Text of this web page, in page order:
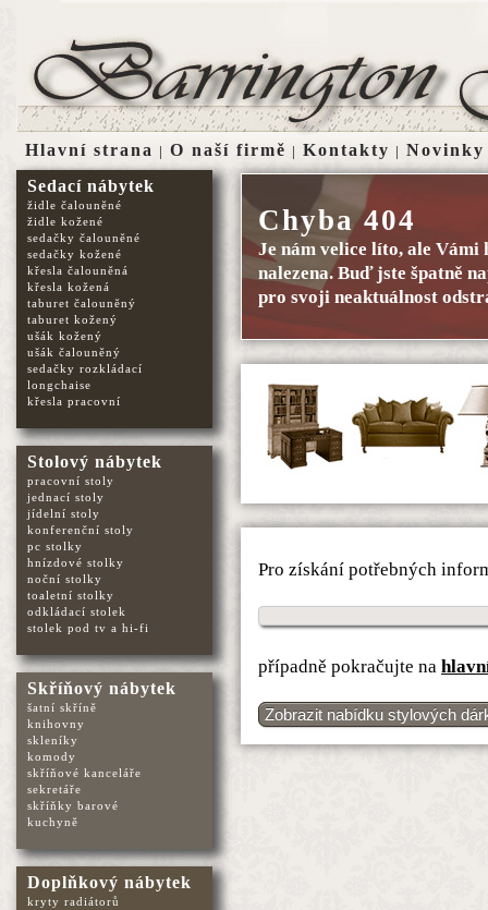
Chyba 404
Je nám velice líto, ale Vámi
nalezena. Buď jste špatně
pro svoji neaktuálnost
Pro získání potřebných
případně pokračujte na
Zobrazit nabídku stylových
Sedací nábytek
židle čalouněné
židle kožené
sedačky čalouněné
sedačky kožené
křesla čalouněná
křesla kožená
taburet čalouněný
taburet kožený
ušák kožený
ušák čalouněný
sedačky rozkládací
longchaise
křesla pracovní
Stolový nábytek
pracovní stoly
jednací stoly
jídelní stoly
konferenční stoly
pc stolky
hnízdové stolky
noční stolky
toaletní stolky
odkládací stolek
stolek pod tv a hi-fi
Skříňový nábytek
šatní skříně
knihovny
skleníky
komody
skříňové kanceláře
sekretáře
skříňky barové
kuchyně
Doplňkový nábytek
kryty radiátorů
Hlavní strana | O naší firmě | Kontakty | Novinky